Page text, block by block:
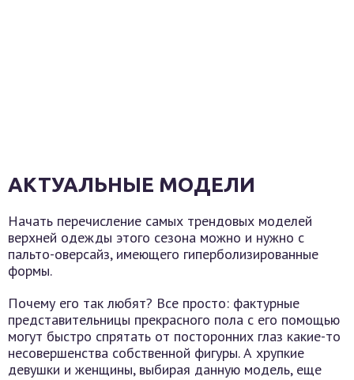
АКТУАЛЬНЫЕ МОДЕЛИ
Начать перечисление самых трендовых моделей
верхней одежды этого сезона можно и нужно с
пальто-оверсайз, имеющего гиперболизированные
формы.
Почему его так любят? Все просто: фактурные
представительницы прекрасного пола с его помощью
могут быстро спрятать от посторонних глаз какие-то
несовершенства собственной фигуры. А хрупкие
девушки и женщины, выбирая данную модель, еще